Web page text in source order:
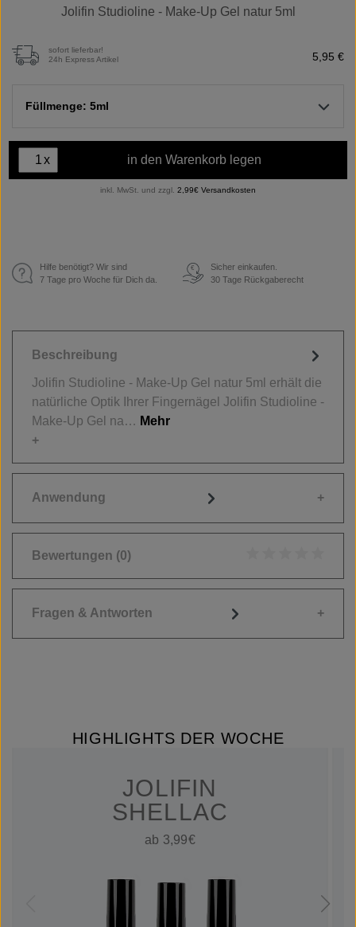
Jolifin Studioline - Make-Up Gel natur 5ml
sofort lieferbar!
24h Express Artikel
5,95 €
Füllmenge: 5ml
x in den Warenkorb legen
inkl. MwSt. und zzgl. 2,99€ Versandkosten
Hilfe benötigt? Wir sind
7 Tage pro Woche für Dich da.
€
Sicher einkaufen.
30 Tage Rückgaberecht
Beschreibung
Jolifin Studioline - Make-Up Gel natur 5ml erhält die
natürliche Optik Ihrer Fingernägel Jolifin Studioline -
Make-Up Gel na… Mehr
Anwendung
Bewertungen (0)
Fragen & Antworten
HIGHLIGHTS DER WOCHE
JOLIFIN
SHELLAC
ab 3,99€